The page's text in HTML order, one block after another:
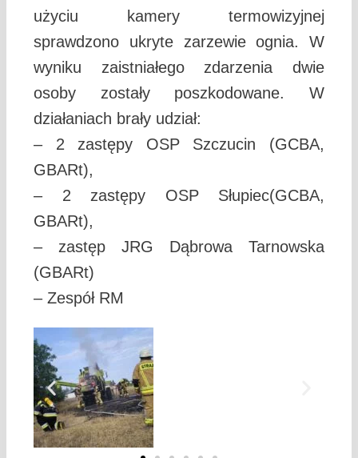
użyciu kamery termowizyjnej
sprawdzono ukryte zarzewie ognia. W
wyniku zaistniałego zdarzenia dwie
osoby zostały poszkodowane. W
działaniach brały udział:
– 2 zastępy OSP Szczucin (GCBA,
GBARt),
– 2 zastępy OSP Słupiec(GCBA,
GBARt),
– zastęp JRG Dąbrowa Tarnowska
(GBARt)
– Zespół RM